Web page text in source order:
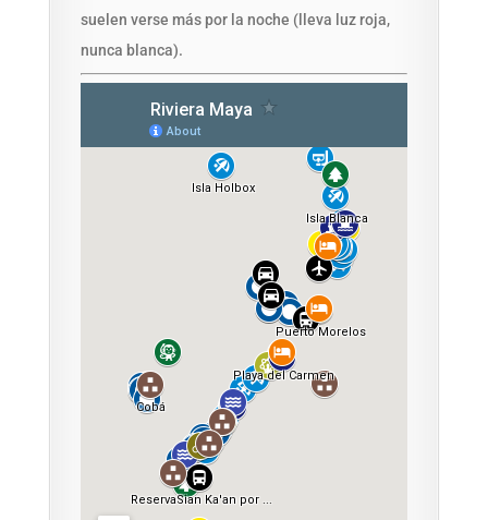
suelen verse más por la noche (lleva luz roja,
nunca blanca).